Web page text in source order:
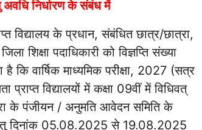
निर्धारण के संबंध में
विद्यालय के प्रधान, संबंधित छात्र/छात्रा,
शिक्षा पदाधिकारी को विज्ञप्ति संख्या
वार्षिक माध्यमिक परीक्षा, 2027 (सत्र
विद्यालयों में कक्षा 09वीं में विधिवत्
के पंजीयन / अनुमति आवेदन समिति के
दिनांक 05.08.2025 से 19.08.2025